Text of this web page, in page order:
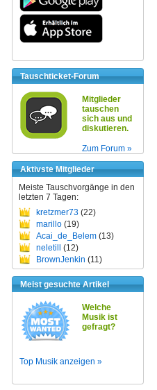
Tauschticket-Forum
Mitglieder
tauschen
sich aus und
diskutieren.
Zum Forum »
Aktivste Mitglieder
Meiste Tauschvorgänge in den
letzten 7 Tagen:
kretzmer73 (22)
marillo (19)
Acai_de_Belem (13)
neletill (12)
BrownJenkin (11)
Meist gesuchte Artikel
Welche
Musik ist
gefragt?
Top Musik anzeigen »